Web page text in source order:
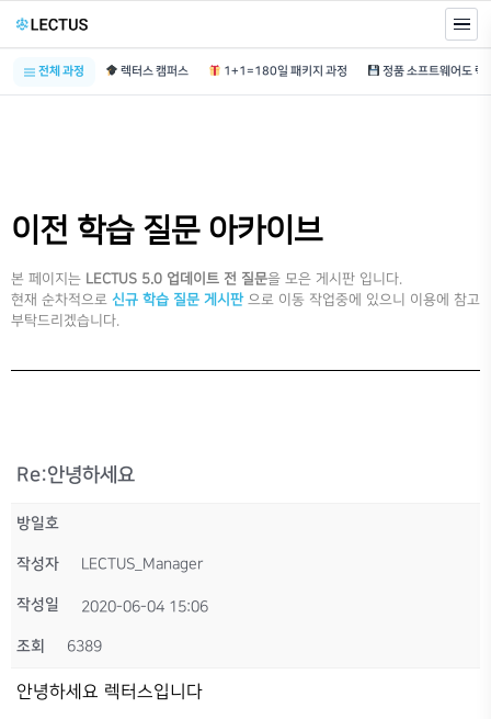
전체 과정 렉터스 캠퍼스 1+1=180일 패키지 과정
이전 학습 질문 아카이브
본 페이지는 LECTUS 5.0 업데이트 전 질문을 모은 게시판 입니다.
현재 순차적으로 신규 학습 질문 게시판 으로 이동 작업중에 있으니 이용에 참고
부탁드리겠습니다.
Re:안녕하세요
방일호
작성자 LECTUS_Manager
작성일 2020-06-04 15:06
조회 6389
안녕하세요 렉터스입니다